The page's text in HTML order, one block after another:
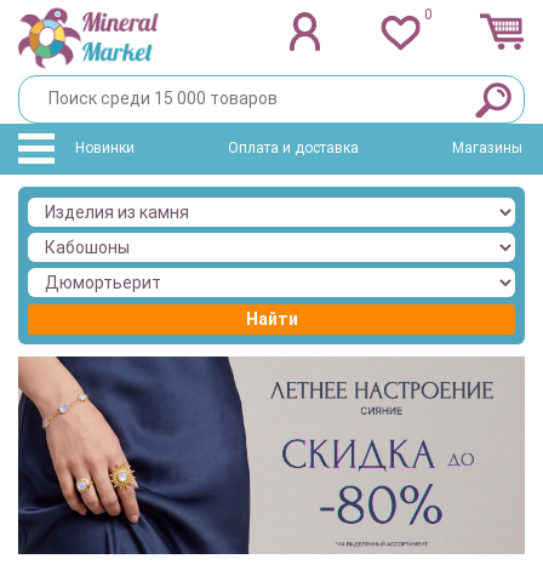
0
Новинки Оплата и доставка Магазины
Найти